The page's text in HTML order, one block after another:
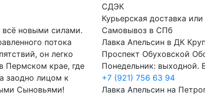
новыми силами.
потока
он легко
Пермском крае, где
заодно лицом к
Сыновьями!
СДЭК
Курьерская доставка
Самовывоз в СПб
Лавка Апельсин в ДК
Проспект Обуховской
Понедельник: выходной.
+7 (921) 756 63 94
Лавка Апельсин на